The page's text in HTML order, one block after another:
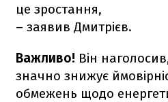
це зростання,
– заявив Дмитрієв.
Важливо! Він
значно знижує
обмежень щодо